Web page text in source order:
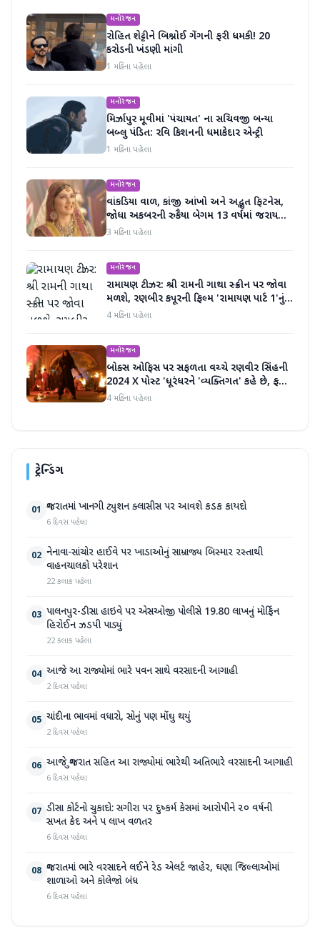
મનોરંજન
રોહિત શેટ્ટીને બિશ્નોઈ ગેંગની ફરી ધમકી! 20
કરોડની ખંડણી માંગી
1 મહિના પહેલા
મનોરંજન
મિર્ઝાપુર મૂવીમાં 'પંચાયત' ના સચિવજી બન્યા
બબ્લુ પંડિત: રવિ કિશનની ધમાકેદાર એન્ટ્રી
1 મહિના પહેલા
મનોરંજન
વાંકડિયા વાળ, કાંજી આંખો અને અદ્ભુત ફિટનેસ,
જોધા અકબરની રુકૈયા બેગમ 13 વર્ષમાં જરાય
બદલાઈ નથી
3 મહિના પહેલા
મનોરંજન
રામાયણ ટીઝર: શ્રી રામની ગાથા સ્ક્રીન પર જોવા
મળશે, રણબીર કપૂરની ફિલ્મ 'રામાયણ પાર્ટ 1'નું
ટીઝર અદભૂત છે
4 મહિના પહેલા
મનોરંજન
બોક્સ ઓફિસ પર સફળતા વચ્ચે રણવીર સિંહની
2024 X પોસ્ટ 'ધૂરંધરને 'વ્યક્તિગત' કહે છે, ફરી
એકવાર ચર્ચામાં
4 મહિના પહેલા
ટ્રેન્ડિંગ
01 ગુજરાતમાં ખાનગી ટ્યુશન ક્લાસીસ પર આવશે કડક કાયદો
6 દિવસ પહેલા
02 નેનાવા-સાંચોર હાઈવે પર ખાડાઓનું સામ્રાજ્ય બિસ્માર રસ્તાથી
વાહનચાલકો પરેશાન
22 કલાક પહેલા
03 પાલનપુર-ડીસા હાઇવે પર એસઓજી પોલીસે 19.80 લાખનું મોર્ફિન
હિરોઈન ઝડપી પાડ્યું
22 કલાક પહેલા
04 આજે આ રાજ્યોમાં ભારે પવન સાથે વરસાદની આગાહી
2 દિવસ પહેલા
05 ચાંદીના ભાવમાં વધારો, સોનું પણ મોંઘુ થયું
2 દિવસ પહેલા
06 આજે ગુજરાત સહિત આ રાજ્યોમાં ભારેથી અતિભારે વરસાદની આગાહી
6 દિવસ પહેલા
07 ડીસા કોર્ટનો ચુકાદો: સગીરા પર દુષ્કર્મ કેસમાં આરોપીને ૨૦ વર્ષની
સખત કેદ અને ૫ લાખ વળતર
6 દિવસ પહેલા
08 ગુજરાતમાં ભારે વરસાદને લઈને રેડ એલર્ટ જાહેર, ઘણા જિલ્લાઓમાં
શાળાઓ અને કોલેજો બંધ
6 દિવસ પહેલા